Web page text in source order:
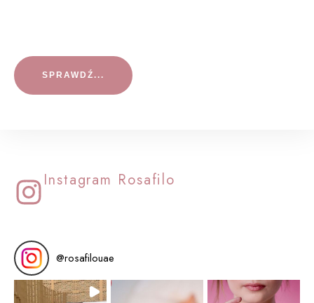
SPRAWDŹ...
Instagram Rosafilo
@rosafilouae